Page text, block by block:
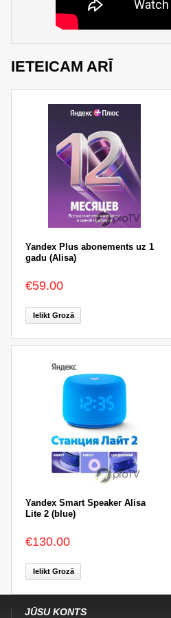
IETEICAM ARĪ
Yandex Plus abonements uz 1
gadu (Alisa)
€59.00
Ielikt Grozā
Yandex Smart Speaker Alisa
Lite 2 (blue)
€130.00
Ielikt Grozā
JŪSU KONTS